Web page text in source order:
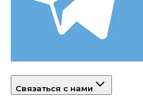
Связаться с нами